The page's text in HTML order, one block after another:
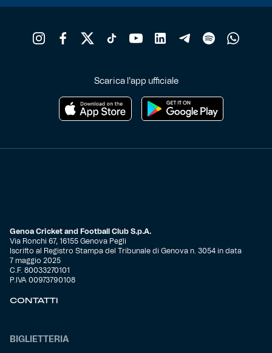
Scarica l'app ufficiale
Genoa Cricket and Football Club S.p.A.
Via Ronchi 67, 16155 Genova Pegli
Iscritto al Registro Stampa del Tribunale di Genova n. 3054 in data
7 maggio 2025
C.F. 80033270101
P.IVA 00973790108
CONTATTI
BIGLIETTERIA